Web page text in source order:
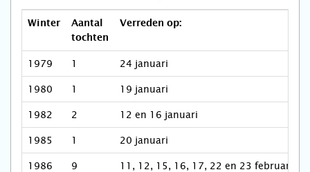
Winter
Aantal
tochten
Verreden op:
1979 1 24 januari
1980 1 19 januari
1982 2 12 en 16 januari
1985 1 20 januari
1986 9 11, 12, 15, 16, 17, 22 en 23 februari; 1